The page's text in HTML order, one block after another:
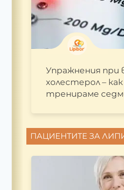
Упражнения при
холестерол –
тренираме
ПАЦИЕНТИТЕ ЗА